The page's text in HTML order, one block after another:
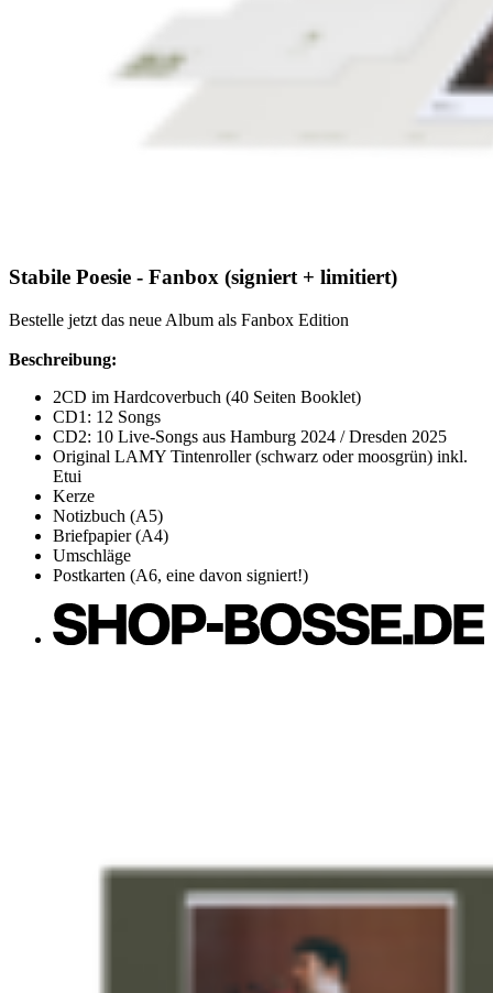
Stabile Poesie - Fanbox (signiert + limitiert)
Bestelle jetzt das neue Album als Fanbox Edition
Beschreibung:
2CD im Hardcoverbuch (40 Seiten Booklet)
CD1: 12 Songs
CD2: 10 Live-Songs aus Hamburg 2024 / Dresden 2025
Original LAMY Tintenroller (schwarz oder moosgrün) inkl.
Etui
Kerze
Notizbuch (A5)
Briefpapier (A4)
Umschläge
Postkarten (A6, eine davon signiert!)